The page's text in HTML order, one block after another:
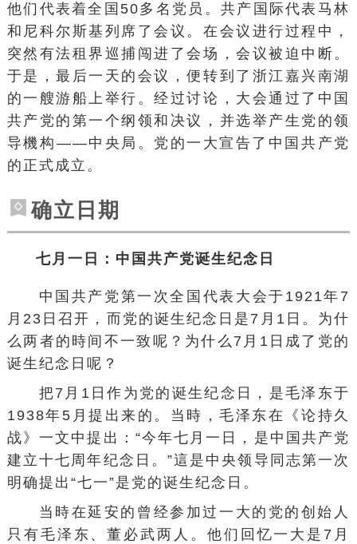
他们代表着全国50多名党员。共产国际代表马林
和尼科尔斯基列席了会议。在会议进行过程中，
突然有法租界巡捕闯进了会场，会议被迫中断。
于是，最后一天的会议，便转到了浙江嘉兴南湖
的一艘游船上举行。经过讨论，大会通过了中国
共产党的第一个纲领和决议，并选举产生党的领
导機构——中央局。党的一大宣告了中国共产党
的正式成立。
确立日期
七月一日：中国共产党诞生纪念日
中国共产党第一次全国代表大会于1921年7
月23日召开，而党的诞生纪念日是7月1日。为什
么两者的時间不一致呢？为什么7月1日成了党的
诞生纪念日呢？
把7月1日作为党的诞生纪念日，是毛泽东于
1938年5月提出来的。当時，毛泽东在《论持久
战》一文中提出：“今年七月一日，是中国共产党
建立十七周年纪念日。”這是中央领导同志第一次
明确提出“七一”是党的诞生纪念日。
当時在延安的曾经参加过一大的党的创始人
只有毛泽东、董必武两人。他们回忆一大是7月